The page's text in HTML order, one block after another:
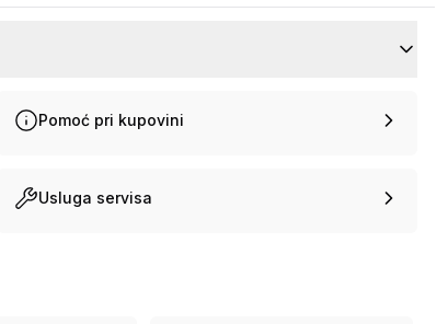
Pomoć pri kupovini
Usluga servisa